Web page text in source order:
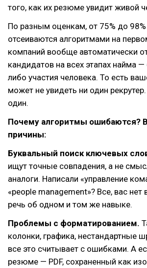
того, как их резюме увидит живой
По разным оценкам, от 75% до
отсеиваются алгоритмами на
компаний вообще автоматически
кандидатов на всех этапах найма —
либо участия человека. То есть
может не увидеть ни один
один.
Почему алгоритмы ошибаются?
причины:
Буквальный поиск ключевых
ищут точные совпадения, а не
аналоги. Написали «управление
«people management»? Все, вас нет
речь об одном и том же навыке.
Проблемы с форматированием.
колонки, графика, нестандартные
все это считывает с ошибками. А
резюме — PDF, сохраненный как